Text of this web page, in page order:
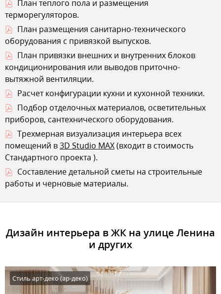
План теплого пола и размещения
терморегуляторов.
План размещения санитарно-технического
оборудования с привязкой выпусков.
План привязки внешних и внутренних блоков
кондиционирования или выводов приточно-
вытяжной вентиляции.
Расчет конфигурации кухни и кухонной техники.
Подбор отделочных материалов, осветительных
приборов, сантехнического оборудования.
Трехмерная визуализация интерьера всех
помещений в3D Studio MAX(входит в стоимость
Стандартного проекта ).
Составление детальной сметы на строительные
работы и черновые материалы.
Дизайн интерьера в ЖК на улице Ленина
и других
Стиль арт-деко (ар-деко)